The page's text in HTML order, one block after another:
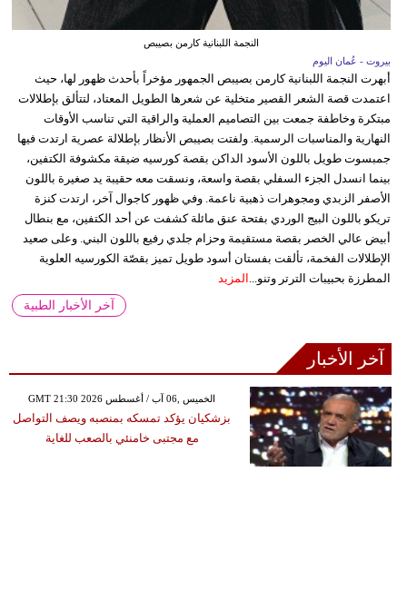
النجمة اللبنانية كارمن بصيبص
بيروت - عُمان اليوم
أبهرت النجمة اللبنانية كارمن بصيبص الجمهور مؤخراً بأحدث ظهور لها، حيث
اعتمدت قصة الشعر القصير متخلية عن شعرها الطويل المعتاد، لتتألق بإطلالات
مبتكرة وخاطفة جمعت بين التصاميم العملية والراقية التي تناسب الأوقات
النهارية والمناسبات الرسمية. ولفتت بصيبص الأنظار بإطلالة عصرية ارتدت فيها
جمبسوت طويل باللون الأسود الداكن بقصة كورسيه ضيقة مكشوفة الكتفين،
بينما انسدل الجزء السفلي بقصة واسعة، ونسقت معه حقيبة يد صغيرة باللون
الأصفر الزبدي ومجوهرات ذهبية ناعمة. وفي ظهور كاجوال آخر، ارتدت كنزة
تريكو باللون البيج الوردي بفتحة عنق مائلة كشفت عن أحد الكتفين، مع بنطال
أبيض عالي الخصر بقصة مستقيمة وحزام جلدي رفيع باللون البني. وعلى صعيد
الإطلالات الفخمة، تألقت بفستان أسود طويل تميز بقصّة الكورسيه العلوية
المطرزة بحبيبات الترتر وتنو... المزيد
آخر الأخبار الطبية
آخر الأخبار
GMT 21:30 2026 الخميس ,06 آب / أغسطس
بزشكيان يؤكد تمسكه بمنصبه ويصف التواصل
مع مجتبى خامنئي بالصعب للغاية